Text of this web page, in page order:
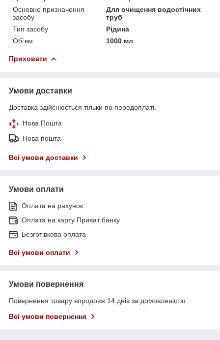
Основне призначення
засобу
Для очищення водостічних
труб
Тип засобу
Рідина
Об`єм
1000 мл
Приховати
Умови доставки
Доставка здійснюється тільки по передоплаті.
Нова Пошта
Нова пошта
Всі умови доставки
Умови оплати
Оплата на рахунок
Оплата на карту Приват банку
Безготівкова оплата
Всі умови оплати
Умови повернення
Повернення товару впродовж 14 днів за домовленістю
Всі умови повернення